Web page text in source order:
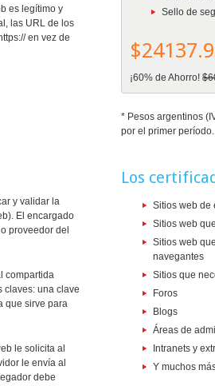
es legítimo y
las URL de los
en vez de
Sello de
¡60% de Ahorro!
* Pesos argentinos
por el primer período.
y validar la
El encargado
proveedor del
compartida
claves: una clave
que sirve para
le solicita al
le envía al
debe
Los
Sitios web de
Sitios web
Sitios web
navegantes
Sitios que
Foros
Blogs
Áreas de
Intranets y
Y muchos